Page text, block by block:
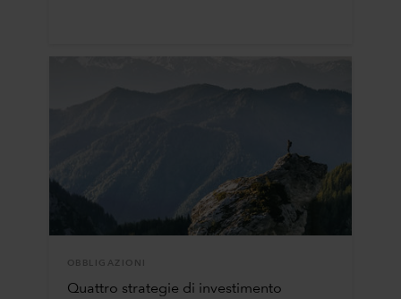
OBBLIGAZIONI
Quattro strategie di investimento